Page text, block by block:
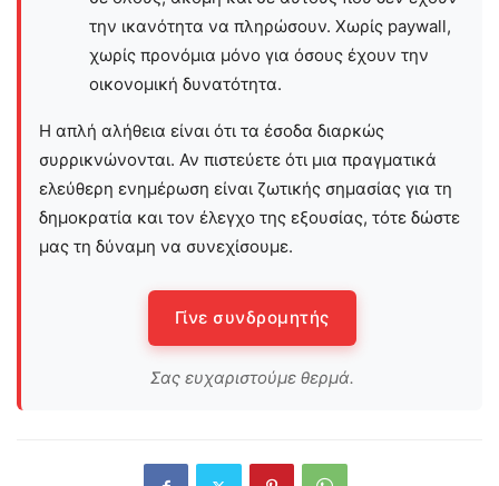
την ικανότητα να πληρώσουν. Χωρίς paywall,
χωρίς προνόμια μόνο για όσους έχουν την
οικονομική δυνατότητα.
Η απλή αλήθεια είναι ότι τα έσοδα διαρκώς
συρρικνώνονται. Αν πιστεύετε ότι μια πραγματικά
ελεύθερη ενημέρωση είναι ζωτικής σημασίας για τη
δημοκρατία και τον έλεγχο της εξουσίας, τότε δώστε
μας τη δύναμη να συνεχίσουμε.
Γίνε συνδρομητής
Σας ευχαριστούμε θερμά.